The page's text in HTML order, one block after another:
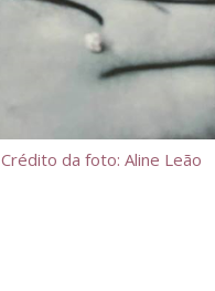
Crédito da foto: Aline Leão